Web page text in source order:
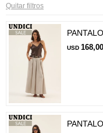
Quitar filtros
USD 168,00